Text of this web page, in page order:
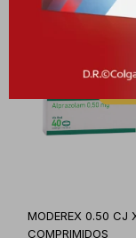
MODEREX 0.50 CJ
COMPRIMIDOS